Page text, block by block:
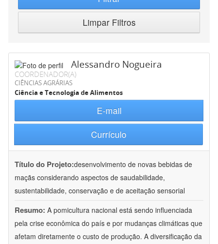
Limpar Filtros
Alessandro Nogueira
COORDENADOR(A)
CIÊNCIAS AGRÁRIAS
Ciência e Tecnologia de Alimentos
E-mail
Currículo
Título do Projeto:desenvolvimento de novas bebidas de
maçãs considerando aspectos de saudabilidade,
sustentabilidade, conservação e de aceitação sensorial
Resumo: A pomicultura nacional está sendo influenciada
pela crise econômica do país e por mudanças climáticas que
afetam diretamente o custo de produção. A diversificação da